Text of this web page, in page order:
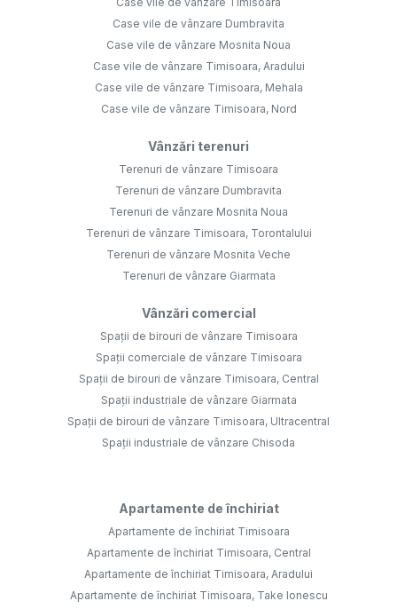
Case vile de vânzare Dumbravita
Case vile de vânzare Mosnita Noua
Case vile de vânzare Timisoara, Aradului
Case vile de vânzare Timisoara, Mehala
Case vile de vânzare Timisoara, Nord
Vânzări terenuri
Terenuri de vânzare Timisoara
Terenuri de vânzare Dumbravita
Terenuri de vânzare Mosnita Noua
Terenuri de vânzare Timisoara, Torontalului
Terenuri de vânzare Mosnita Veche
Terenuri de vânzare Giarmata
Vânzări comercial
Spații de birouri de vânzare Timisoara
Spații comerciale de vânzare Timisoara
Spații de birouri de vânzare Timisoara, Central
Spații industriale de vânzare Giarmata
Spații de birouri de vânzare Timisoara, Ultracentral
Spații industriale de vânzare Chisoda
Apartamente de închiriat
Apartamente de închiriat Timisoara
Apartamente de închiriat Timisoara, Central
Apartamente de închiriat Timisoara, Aradului
Apartamente de închiriat Timisoara, Take Ionescu